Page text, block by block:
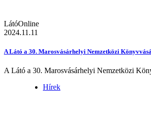
LátóOnline
2024.11.11
A Látó a 30. Marosvásárhelyi Nemzetközi
A Látó a 30. Marosvásárhelyi Nemzetközi
Hírek